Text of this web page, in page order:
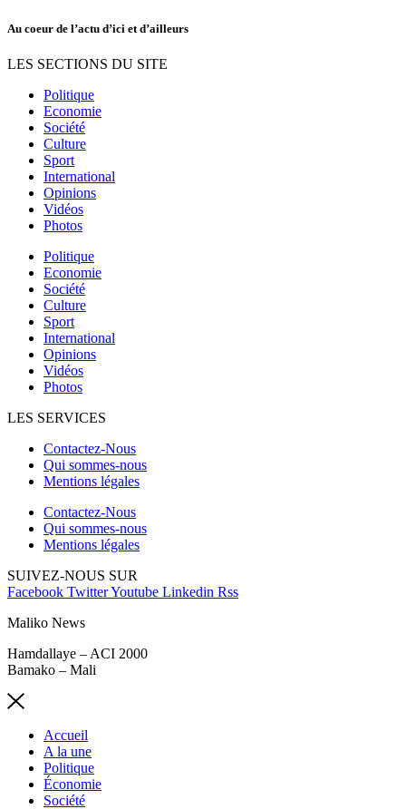
Au coeur de l’actu d’ici et d’ailleurs
LES SECTIONS DU SITE
Politique
Economie
Société
Culture
Sport
International
Opinions
Vidéos
Photos
Politique
Economie
Société
Culture
Sport
International
Opinions
Vidéos
Photos
LES SERVICES
Contactez-Nous
Qui sommes-nous
Mentions légales
Contactez-Nous
Qui sommes-nous
Mentions légales
SUIVEZ-NOUS SUR
Facebook TwitterYoutube Linkedin Rss
Maliko News
Hamdallaye – ACI 2000
Bamako – Mali
Accueil
A la une
Politique
Économie
Société